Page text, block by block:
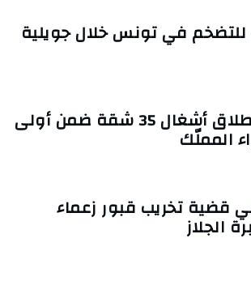
منحى تنازلي ‎للتضخم في تونس خلال جويلية
صفاقس/ انطلاق أشغال 35 شقة ضمن أولى
المملّك
قضية تخريب قبور زعماء
الجلاز